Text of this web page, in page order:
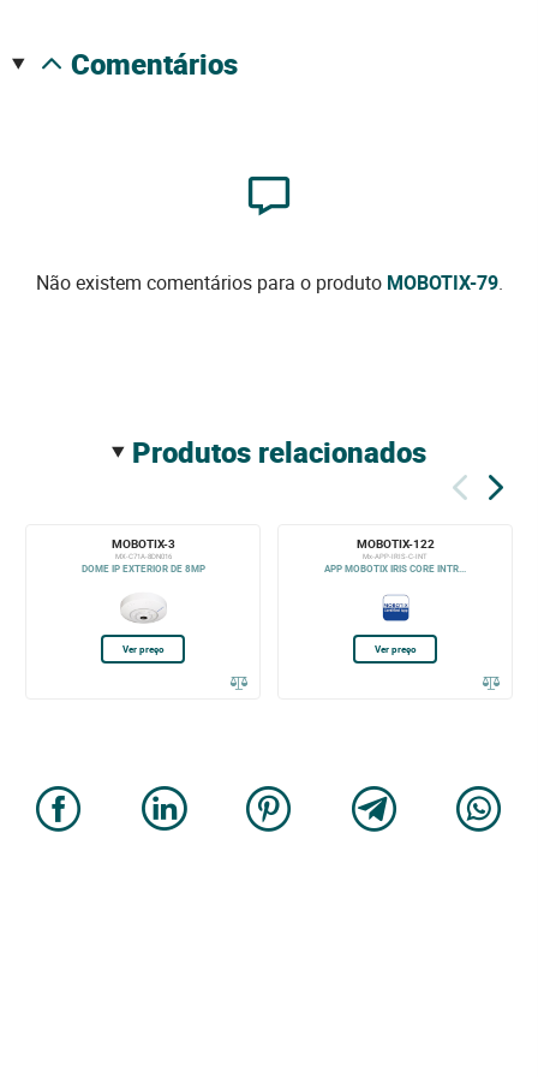
comentários
Não existem comentários para o produto MOBOTIX-79.
produtos relacionados
MOBOTIX-3
MX-C71A-8DN016
DOME IP EXTERIOR DE 8MP
Ver preço
MOBOTIX-122
Mx-APP-IRIS-C-INT
APP MOBOTIX IRIS CORE INTR...
Ver preço